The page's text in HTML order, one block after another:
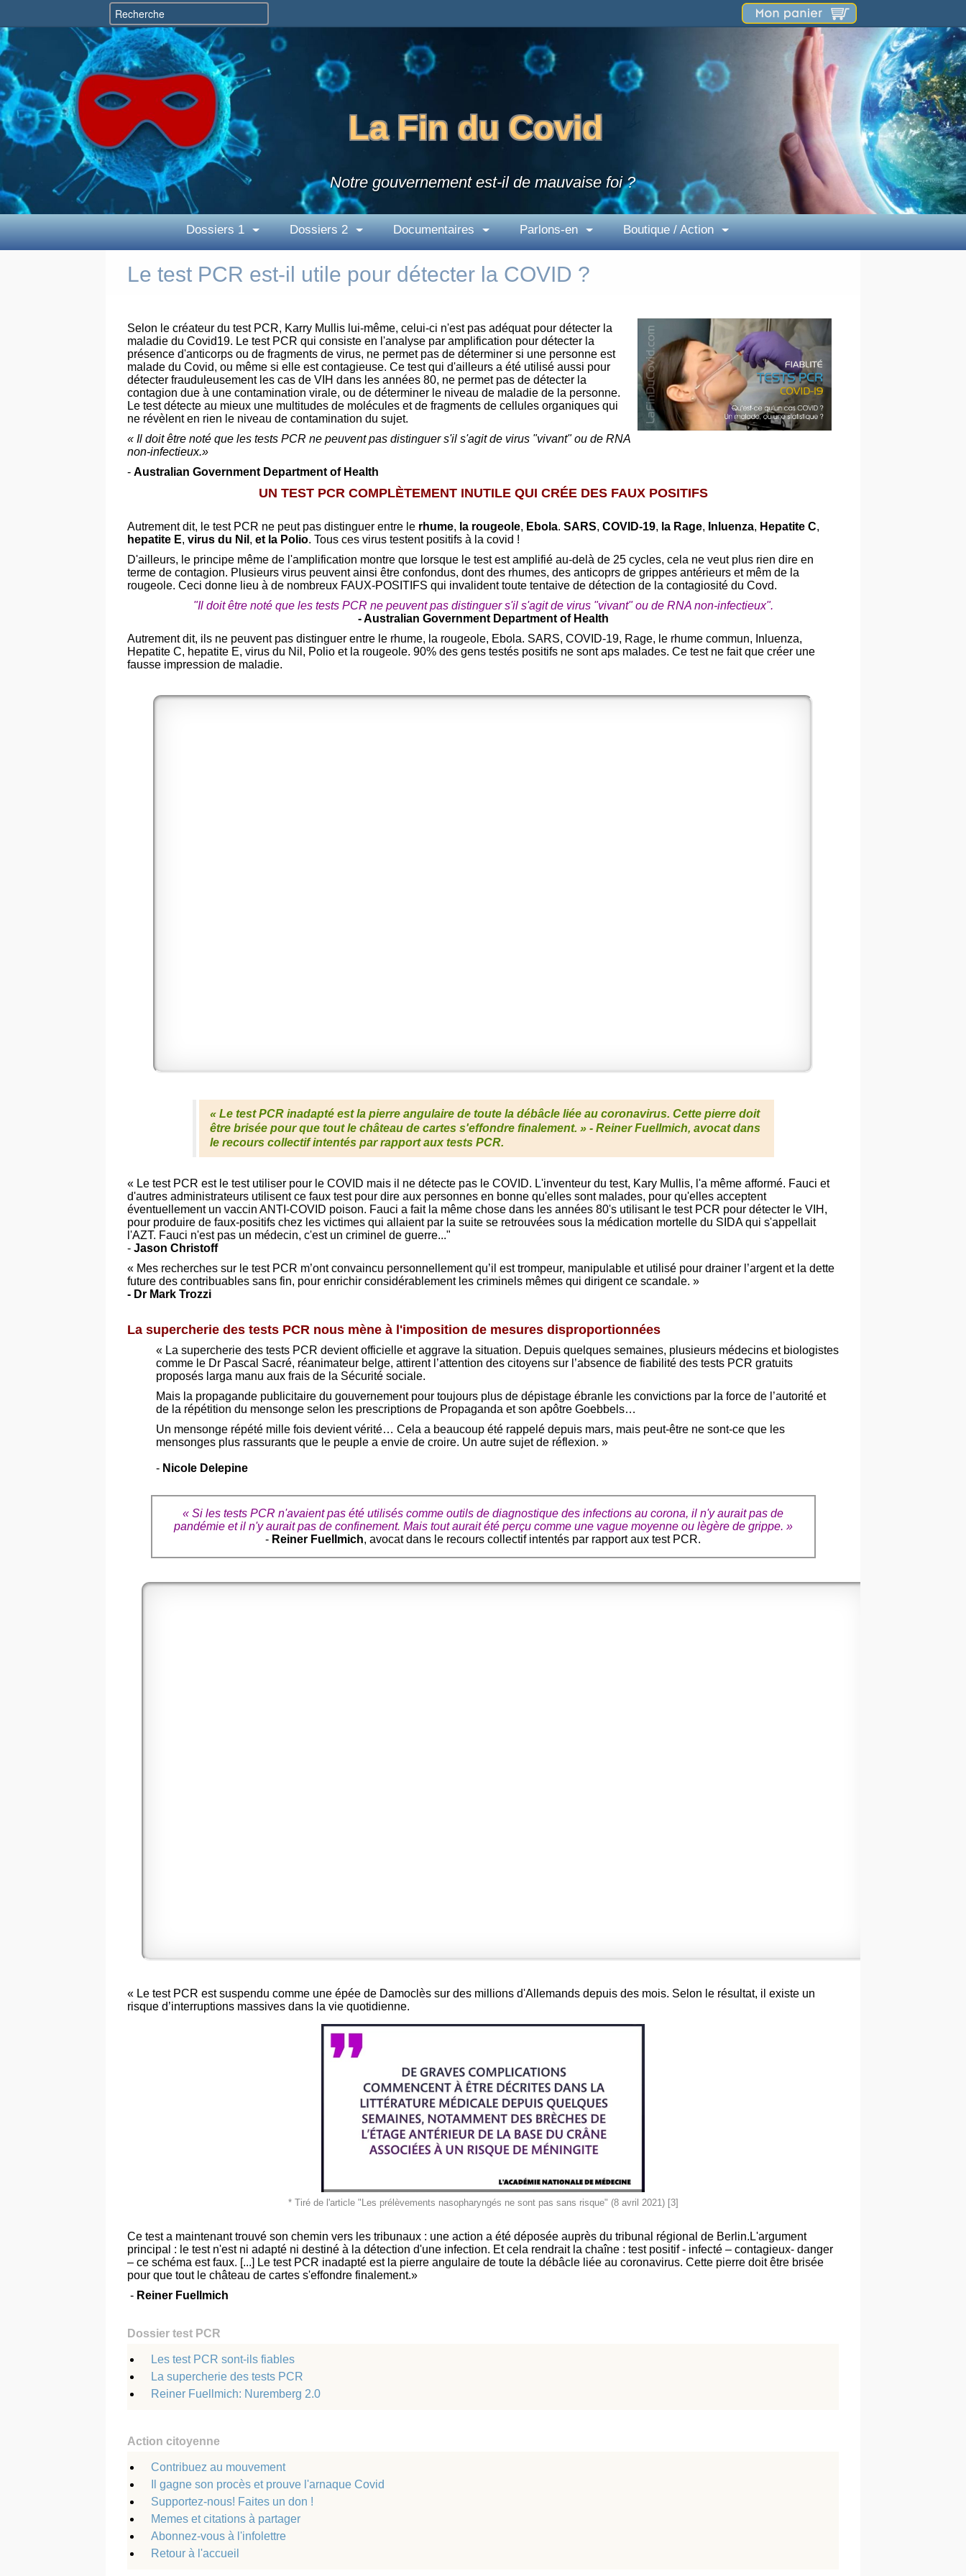
La Fin du Covid
Notre gouvernement est-il de mauvaise foi ?
Dossiers 1 Dossiers 2 Documentaires Parlons-en Boutique / Action
Le test PCR est-il utile pour détecter la COVID ?
Selon le créateur du test PCR, Karry Mullis lui-même, celui-ci n'est pas adéquat pour détecter la
maladie du Covid19. Le test PCR qui consiste en l'analyse par amplification pour détecter la
présence d'anticorps ou de fragments de virus, ne permet pas de déterminer si une personne est
malade du Covid, ou même si elle est contagieuse. Ce test qui d'ailleurs a été utilisé aussi pour
détecter frauduleusement les cas de VIH dans les années 80, ne permet pas de détecter la
contagion due à une contamination virale, ou de déterminer le niveau de maladie de la personne.
Le test détecte au mieux une multitudes de molécules et de fragments de cellules organiques qui
ne révèlent en rien le niveau de contamination du sujet.
« Il doit être noté que les tests PCR ne peuvent pas distinguer s'il s'agit de virus "vivant" ou de RNA
non-infectieux.»
- Australian Government Department of Health
UN TEST PCR COMPLÈTEMENT INUTILE QUI CRÉE DES FAUX POSITIFS
Autrement dit, le test PCR ne peut pas distinguer entre le rhume, la rougeole, Ebola. SARS, COVID-19, la Rage, Inluenza, Hepatite C,
hepatite E, virus du Nil , et la Polio. Tous ces virus testent positifs à la covid !
D'ailleurs, le principe même de l'amplification montre que lorsque le test est amplifié au-delà de 25 cycles, cela ne veut plus rien dire en
terme de contagion. Plusieurs virus peuvent ainsi être confondus, dont des rhumes, des anticoprs de grippes antérieurs et mêm de la
rougeole. Ceci donne lieu à de nombreux FAUX-POSITIFS qui invalident toute tentaive de détection de la contagiosité du Covd.
"Il doit être noté que les tests PCR ne peuvent pas distinguer s'il s'agit de virus "vivant" ou de RNA non-infectieux".
- Australian Government Department of Health
Autrement dit, ils ne peuvent pas distinguer entre le rhume, la rougeole, Ebola. SARS, COVID-19, Rage, le rhume commun, Inluenza,
Hepatite C, hepatite E, virus du Nil, Polio et la rougeole. 90% des gens testés positifs ne sont aps malades. Ce test ne fait que créer une
fausse impression de maladie.
«Le test PCR inadapté est la pierre angulaire de toute la débâcle liée au coronavirus. Cette pierre doit
être brisée pour que tout le château de cartes s'effondre finalement. » - Reiner Fuellmich, avocat dans
le recours collectif intentés par rapport aux tests PCR.
« Le test PCR est le test utiliser pour le COVID mais il ne détecte pas le COVID. L'inventeur du test, Kary Mullis, l'a même afformé. Fauci et
d'autres administrateurs utilisent ce faux test pour dire aux personnes en bonne qu'elles sont malades, pour qu'elles acceptent
éventuellement un vaccin ANTI-COVID poison. Fauci a fait la même chose dans les années 80's utilisant le test PCR pour détecter le VIH,
pour produire de faux-positifs chez les victimes qui allaient par la suite se retrouvées sous la médication mortelle du SIDA qui s'appellait
l'AZT. Fauci n'est pas un médecin, c'est un criminel de guerre..."
- Jason Christoff
« Mes recherches sur le test PCR m’ont convaincu personnellement qu’il est trompeur, manipulable et utilisé pour drainer l’argent et la dette
future des contribuables sans fin, pour enrichir considérablement les criminels mêmes qui dirigent ce scandale. »
- Dr Mark Trozzi
La supercherie des tests PCR nous mène à l'imposition de mesures disproportionnées
« La supercherie des tests PCR devient officielle et aggrave la situation. Depuis quelques semaines, plusieurs médecins et biologistes
comme le Dr Pascal Sacré, réanimateur belge, attirent l’attention des citoyens sur l’absence de fiabilité des tests PCR gratuits
proposés larga manu aux frais de la Sécurité sociale.
Mais la propagande publicitaire du gouvernement pour toujours plus de dépistage ébranle les convictions par la force de l’autorité et
de la répétition du mensonge selon les prescriptions de Propaganda et son apôtre Goebbels…
Un mensonge répété mille fois devient vérité… Cela a beaucoup été rappelé depuis mars, mais peut-être ne sont-ce que les
mensonges plus rassurants que le peuple a envie de croire. Un autre sujet de réflexion. »
- Nicole Delepine
« Si les tests PCR n'avaient pas été utilisés comme outils de diagnostique des infections au corona, il n'y aurait pas de
pandémie et il n'y aurait pas de confinement. Mais tout aurait été perçu comme une vague moyenne ou lègère de grippe. »
- Reiner Fuellmich, avocat dans le recours collectif intentés par rapport aux test PCR.
« Le test PCR est suspendu comme une épée de Damoclès sur des millions d'Allemands depuis des mois. Selon le résultat, il existe un
risque d’interruptions massives dans la vie quotidienne.
* Tiré de l'article "Les prélèvements nasopharyngés ne sont pas sans risque" (8 avril 2021) [3]
Ce test a maintenant trouvé son chemin vers les tribunaux : une action a été déposée auprès du tribunal régional de Berlin.L'argument
principal : le test n'est ni adapté ni destiné à la détection d'une infection. Et cela rendrait la chaîne : test positif - infecté – contagieux- danger
– ce schéma est faux. [...] Le test PCR inadapté est la pierre angulaire de toute la débâcle liée au coronavirus. Cette pierre doit être brisée
pour que tout le château de cartes s'effondre finalement.»
- Reiner Fuellmich
Dossier test PCR
Les test PCR sont-ils fiables
La supercherie des tests PCR
Reiner Fuellmich: Nuremberg 2.0
Action citoyenne
Contribuez au mouvement
Il gagne son procès et prouve l'arnaque Covid
Supportez-nous! Faites un don !
Memes et citations à partager
Abonnez-vous à l'infolettre
Retour à l'accueil